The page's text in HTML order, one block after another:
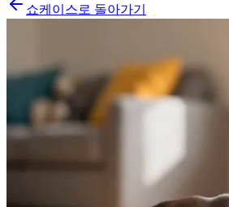
쇼케이스로 돌아가기